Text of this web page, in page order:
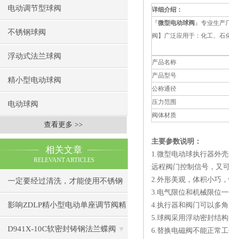
电动调节型球阀
不锈钢球阀
浮动式法兰球阀
精小型电动球阀
电动球阀
查看更多 >>
相关文章
RELEVANT ARTICLES
一定要经过清洗，才能使用不锈钢
电动闸阀
影响ZDLP精小型电动单座调节阀精
度的因素
D941X-10C软密封铸钢法兰蝶阀
详细介绍：
『微型电动球阀 』专业生产
阀】广泛应用于：化工、石
产品名称
产品型号
公称通径
压力范围
阀体材质
主要参数说明：
1.微型电动球执行器外
远程阀门控制信号，又
2.外形美观，体积小巧
3.电气限位和机械限位
4.执行器和阀门可以多
5.球阀采用浮动密封结
6.替换电磁阀不能正常